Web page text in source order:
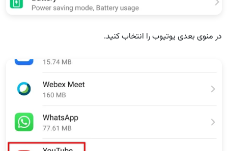
در منوی بعدی یوتیوب را انتخاب کنید.